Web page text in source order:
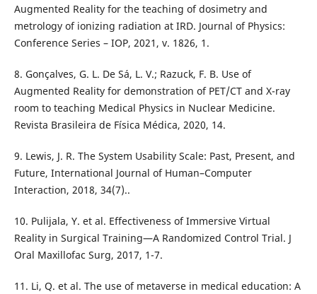
Augmented Reality for the teaching of dosimetry and
metrology of ionizing radiation at IRD. Journal of Physics:
Conference Series – IOP, 2021, v. 1826, 1.
8. Gonçalves, G. L. De Sá, L. V.; Razuck, F. B. Use of
Augmented Reality for demonstration of PET/CT and X-ray
room to teaching Medical Physics in Nuclear Medicine.
Revista Brasileira de Física Médica, 2020, 14.
9. Lewis, J. R. The System Usability Scale: Past, Present, and
Future, International Journal of Human–Computer
Interaction, 2018, 34(7)..
10. Pulijala, Y. et al. Effectiveness of Immersive Virtual
Reality in Surgical Training—A Randomized Control Trial. J
Oral Maxillofac Surg, 2017, 1-7.
11. Li, Q. et al. The use of metaverse in medical education: A